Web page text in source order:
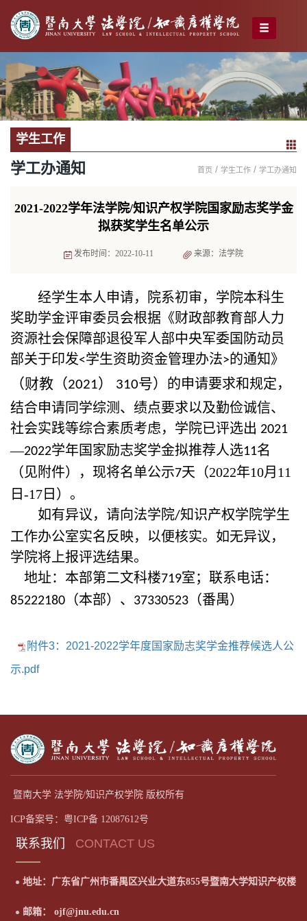
学生工作
学工办通知 首页 / 学生工作 / 学工办通知
2021-2022学年法学院/知识产权学院国家励志奖学金
拟获奖学生名单公示
发布时间：2022-10-11 来源：法学院
经学生本人申请，院系初审，学院本科生
奖助学金评审委员会根据《财政部教育部人力
资源社会保障部退役军人部中央军委国防动员
部关于印发<学生资助资金管理办法>的通知》
（财教（2021） 310号） 的申请要求和规定，
结合申请同学综测、绩点要求以及勤俭诚信、
社会实践等综合素质考虑，学院已评选出 2021
—2022学年国家励志奖学金拟推荐人选11名
（见附件），现将名单公示7天（2022年10月11
日-17日）。
如有异议，请向法学院/知识产权学院学生
工作办公室实名反映，以便核实。如无异议，
学院将上报评选结果。
地址：本部第二文科楼719室；联系电话：
85222180 （本部）、 37330523 （番禺）
附件3：2021-2022学年度国家励志奖学金推荐候选人公
示.pdf
暨南大学 法学院/知识产权学院 版权所有
ICP备案号：粤ICP备 12087612号
联系我们 CONTACT US
地址：广东省广州市番禺区兴业大道东855号暨南大学知识产权楼
邮箱： ojf@jnu.edu.cn